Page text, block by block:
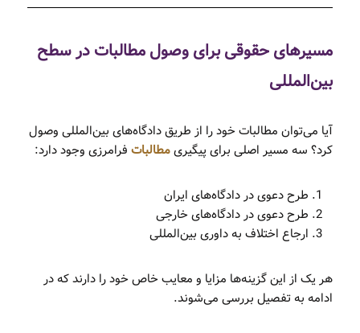
مسیرهای حقوقی برای وصول مطالبات در سطح
بین‌المللی
آیا می‌توان مطالبات خود را از طریق دادگاه‌های بین‌المللی وصول
کرد؟ سه مسیر اصلی برای پیگیریمطالبات فرامرزی وجود دارد:
طرح دعوی در دادگاه‌های ایران
طرح دعوی در دادگاه‌های خارجی
ارجاع اختلاف به داوری بین‌المللی
هر یک از این گزینه‌ها مزایا و معایب خاص خود را دارند که در
ادامه به تفصیل بررسی می‌شوند.